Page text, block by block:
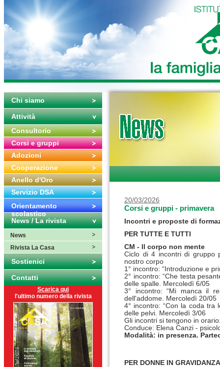
Chi siamo
Attività
Consultorio
Corsi e gruppi
Adozioni
Cooperazione
Anello d'Oro
Servizio DSA
Orientamento
scolastico
News / La rivista
News
Rivista La Casa
Sostienici
Contatti
Scarica qui
l'ultimo numero della rivista
20/03/2026
Corsi e gruppi - primavera
Incontri e proposte di
PER TUTTE E TUTTI
CM - ll corpo non mente
Ciclo di 4 incontri di gruppo
nostro corpo
1° incontro: “Introduzione e
2° incontro: “Che testa
delle spalle. Mercoledì 6/05
3° incontro: “Mi manca il
dell'addome. Mercoledì 20/05
4° incontro: “Con la coda tra
delle pelvi. Mercoledì 3/06
Gli incontri si tengono in
Conduce: Elena Canzi -
Modalità: in presenza.
PER DONNE IN